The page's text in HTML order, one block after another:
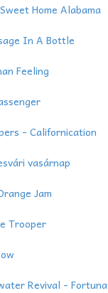
Home Alabama
In A Bottle
Feeling
- Californication
vasárnap
Jam
Trooper
Revival -